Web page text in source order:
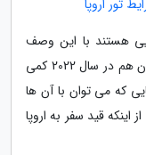
هستند با این وصف
ممکن است عنوان راهنمای سفر ارزان به اروپا آن هم در سال 2022 کمی
که می توان با آن ها
قید سفر به اروپا